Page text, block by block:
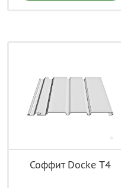
Соффит Docke Т4